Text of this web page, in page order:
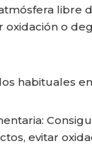
libre
oxidación o
habituales en
evitar